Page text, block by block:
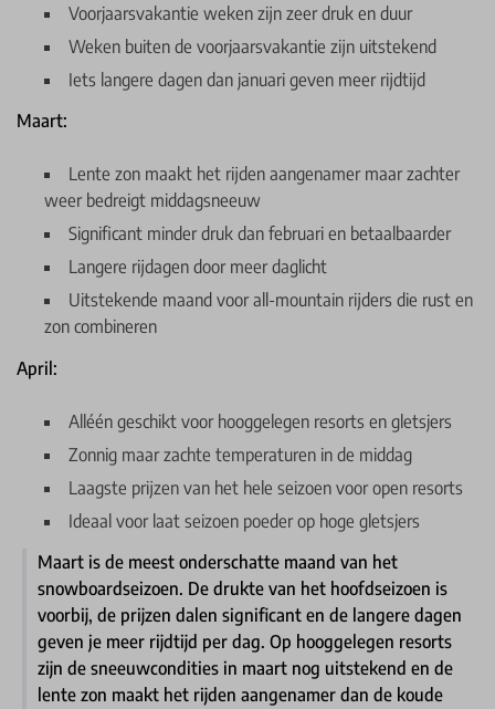
Voorjaarsvakantie weken zijn zeer druk en duur
Weken buiten de voorjaarsvakantie zijn uitstekend
Iets langere dagen dan januari geven meer rijdtijd
Maart:
Lente zon maakt het rijden aangenamer maar zachter
weer bedreigt middagsneeuw
Significant minder druk dan februari en betaalbaarder
Langere rijdagen door meer daglicht
Uitstekende maand voor all-mountain rijders die rust en
zon combineren
April:
Alléén geschikt voor hooggelegen resorts en gletsjers
Zonnig maar zachte temperaturen in de middag
Laagste prijzen van het hele seizoen voor open resorts
Ideaal voor laat seizoen poeder op hoge gletsjers
Maart is de meest onderschatte maand van het
snowboardseizoen. De drukte van het hoofdseizoen is
voorbij, de prijzen dalen significant en de langere dagen
geven je meer rijdtijd per dag. Op hooggelegen resorts
zijn de sneeuwcondities in maart nog uitstekend en de
lente zon maakt het rijden aangenamer dan de koude